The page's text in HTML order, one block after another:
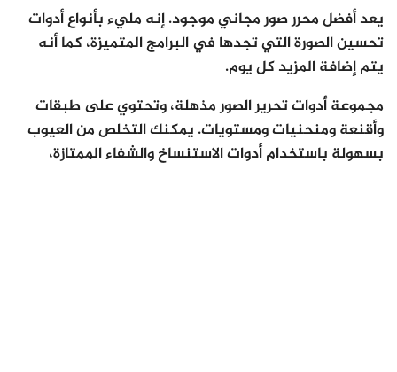
يعد أفضل محرر صور مجاني موجود. إنه مليء بأنواع أدوات
تحسين الصورة التي تجدها في البرامج المتميزة، كما أنه
يتم إضافة المزيد كل يوم.
مجموعة أدوات تحرير الصور مذهلة، وتحتوي على طبقات
وأقنعة ومنحنيات ومستويات. يمكنك التخلص من العيوب
بسهولة باستخدام أدوات الاستنساخ والشفاء الممتازة،